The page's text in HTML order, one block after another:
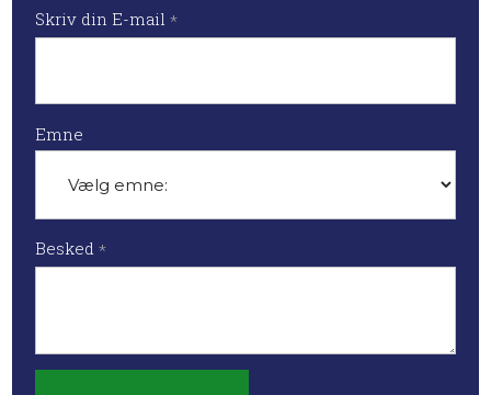
Skriv din E-mail*
Emne
Besked*